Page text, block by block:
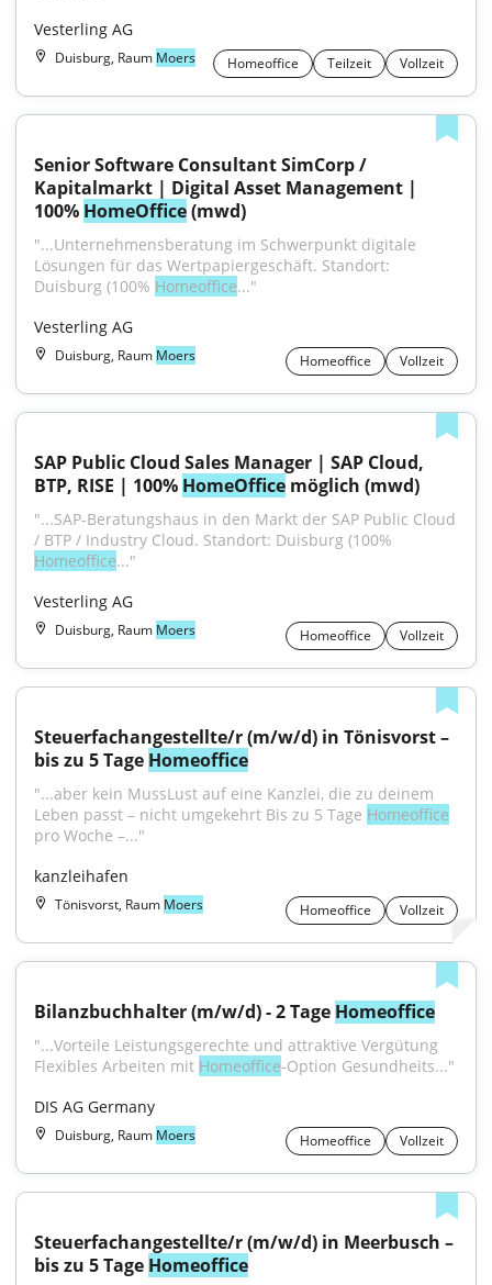
Vesterling AG
Duisburg, Raum Moers Homeoffice Teilzeit Vollzeit
Senior Software Consultant SimCorp /
Kapitalmarkt | Digital Asset Management |
100% HomeOffice (mwd)
"...Unternehmensberatung im Schwerpunkt digitale
Lösungen für das Wertpapiergeschäft. Standort:
Duisburg (100% Homeoffice..."
Vesterling AG
Duisburg, Raum Moers Homeoffice Vollzeit
SAP Public Cloud Sales Manager | SAP Cloud,
BTP, RISE | 100% HomeOffice möglich (mwd)
"...SAP-Beratungshaus in den Markt der SAP Public Cloud
Homeoffice..."
Vesterling AG
Duisburg, Raum Moers Homeoffice Vollzeit
Steuerfachangestellte/r (m/w/d) in Tönisvorst –
bis zu 5 Tage Homeoffice
"...aber kein MussLust auf eine Kanzlei, die zu deinem
Leben passt – nicht umgekehrt Bis zu 5 Tage Homeoffice
pro Woche –..."
kanzleihafen
Tönisvorst, Raum Moers Homeoffice Vollzeit
Bilanzbuchhalter (m/w/d) - 2 Tage Homeoffice
"...Vorteile Leistungsgerechte und attraktive Vergütung
Flexibles Arbeiten mit Homeoffice-Option Gesundheits..."
DIS AG Germany
Duisburg, Raum Moers Homeoffice Vollzeit
Steuerfachangestellte/r (m/w/d) in Meerbusch –
bis zu 5 Tage Homeoffice